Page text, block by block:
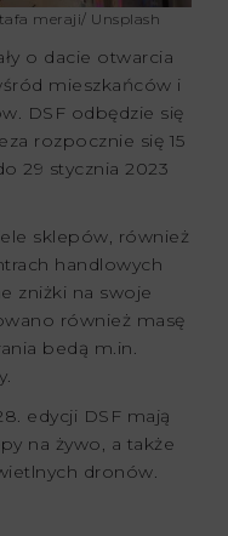
meraji/ Unsplash
o dacie otwarcia
mieszkańców i
DSF odbędzie się
rozpocznie się 15
29 stycznia 2023
sklepów, również
handlowych
zniżki na swoje
również masę
bedą m.in.
edycji DSF mają
na żywo, a także
dronów.